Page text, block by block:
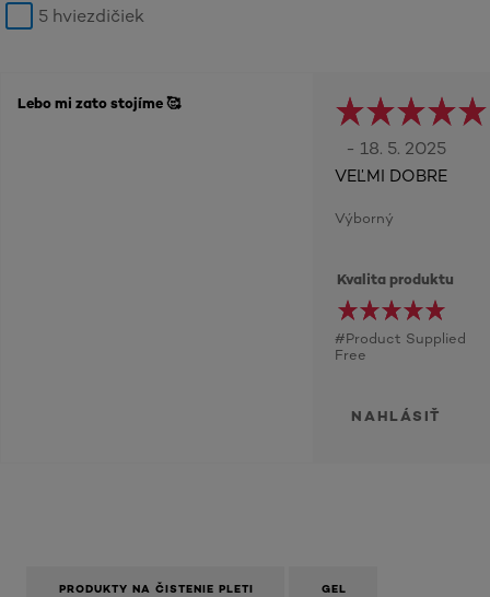
5 hviezdičiek
Lebo mi zato stojíme 🥰
- 18. 5. 2025
VEĽMI DOBRE
Výborný
Kvalita produktu
#Product Supplied
Free
NAHLÁSIŤ
PRODUKTY NA ČISTENIE PLETI GEL